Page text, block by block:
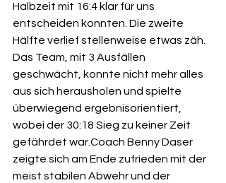
Halbzeit mit 16:4 klar für uns
entscheiden konnten. Die zweite
Hälfte verlief stellenweise etwas zäh.
Das Team, mit 3 Ausfällen
geschwächt, konnte nicht mehr alles
aus sich herausholen und spielte
überwiegend ergebnisorientiert,
wobei der 30:18 Sieg zu keiner Zeit
gefährdet war.Coach Benny Daser
zeigte sich am Ende zufrieden mit der
meist stabilen Abwehr und der